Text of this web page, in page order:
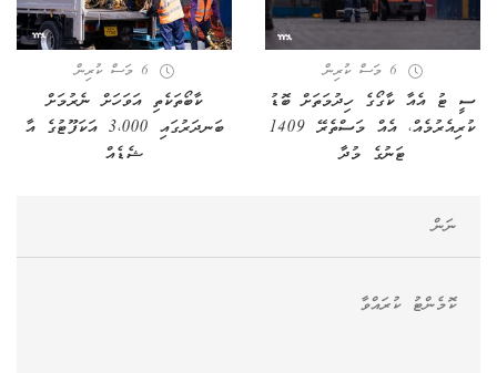
6 މަސް ކުރިން
ސީ ޓު އެއާ ކާގޯގެ ހިދުމަތަށް ބޮޑު
ކުރިއެރުމެއް، އެއް މަސްތެރޭ 1409
ޓަނުގެ މުދާ
6 މަސް ކުރިން
ކާބޯތަކެތި އަވަހަށް ނެރުމަށް
ބަނދަރުގައި 3،000 އަކަފޫޓުގެ އާ
ޝެޑެއް